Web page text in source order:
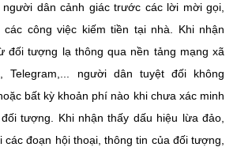
người dân cảnh giác trước các lời mời gọi,
công việc kiếm tiền tại nhà. Khi nhận
đối tượng lạ thông qua nền tảng mạng xã
Telegram,... người dân tuyệt đối không
bất kỳ khoản phí nào khi chưa xác minh
tượng. Khi nhận thấy dấu hiệu lừa đảo,
đoạn hội thoại, thông tin của đối tượng,